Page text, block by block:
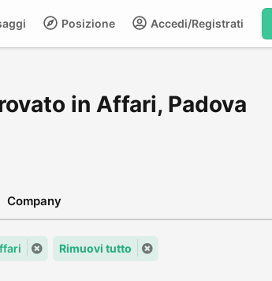
Accedi/Registrati
Posizione
in Affari, Padova
Company
Rimuovi tutto